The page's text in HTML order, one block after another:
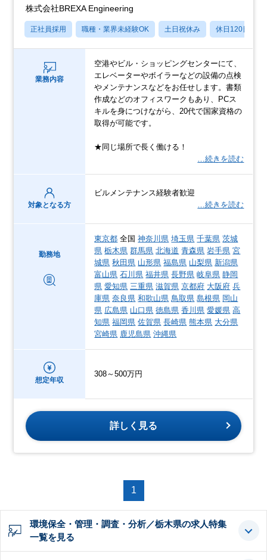
株式会社BREXA Engineering
正社員採用 職種・業界未経験OK 土日祝休み 休日120日以上
業務内容
空港やビル・ショッピングセンターにて、
エレベーターやボイラーなどの設備の点検
やメンテナンスなどをお任せします。書類
作成などのオフィスワークもあり、PCス
キルを身につけながら、20代で国家資格の
取得が可能です。
★同じ場所で長く働ける！
…続きを読む
対象となる方
ビルメンテナンス経験者歓迎
…続きを読む
勤務地
東京都 全国神奈川県 埼玉県 千葉県 茨城
県 栃木県 群馬県 北海道 青森県 岩手県 宮
城県 秋田県 山形県 福島県 山梨県 新潟県
富山県 石川県 福井県 長野県 岐阜県 静岡
県 愛知県 三重県 滋賀県 京都府 大阪府 兵
庫県 奈良県 和歌山県 鳥取県 島根県 岡山
県 広島県 山口県 徳島県 香川県 愛媛県 高
知県 福岡県 佐賀県 長崎県 熊本県 大分県
宮崎県 鹿児島県 沖縄県
想定年収
308～500万円
詳しく見る
1
環境保全・管理・調査・分析／栃木県の求人特集
一覧を見る